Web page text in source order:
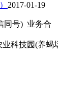
2017-01-19
同号) 业务合
科技园(养蝎